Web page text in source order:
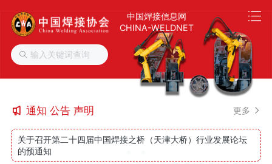
中国焊接信息网
CHINA-WELDNET
通知 公告 声明 更多
关于召开第二十四届中国焊接之桥（天津大桥）行业发展论坛
的预通知